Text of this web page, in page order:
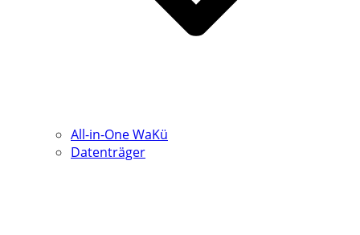
All-in-One WaKü
Datenträger